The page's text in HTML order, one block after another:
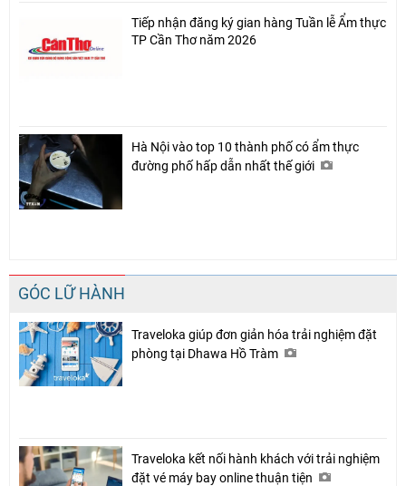
Tiếp nhận đăng ký gian hàng Tuần lễ Ẩm thực
TP Cần Thơ năm 2026
Hà Nội vào top 10 thành phố có ẩm thực
đường phố hấp dẫn nhất thế giới
GÓC LỮ HÀNH
Traveloka giúp đơn giản hóa trải nghiệm đặt
phòng tại Dhawa Hồ Tràm
Traveloka kết nối hành khách với trải nghiệm
đặt vé máy bay online thuận tiện